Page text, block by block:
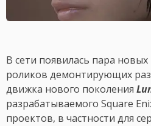
В сети появилась пара новых
роликов демонтирующих
движка нового поколения
разрабатываемого Square
проектов, в частности для